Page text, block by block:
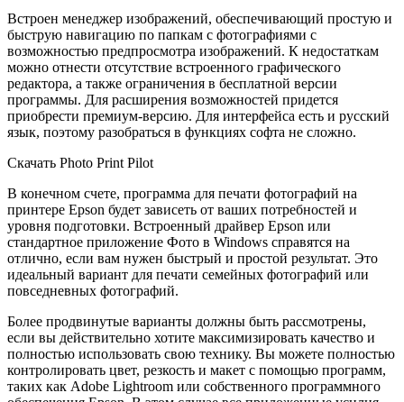
Встроен менеджер изображений, обеспечивающий простую и
быструю навигацию по папкам с фотографиями с
возможностью предпросмотра изображений. К недостаткам
можно отнести отсутствие встроенного графического
редактора, а также ограничения в бесплатной версии
программы. Для расширения возможностей придется
приобрести премиум-версию. Для интерфейса есть и русский
язык, поэтому разобраться в функциях софта не сложно.
Скачать Photo Print Pilot
В конечном счете, программа для печати фотографий на
принтере Epson будет зависеть от ваших потребностей и
уровня подготовки. Встроенный драйвер Epson или
стандартное приложение Фото в Windows справятся на
отлично, если вам нужен быстрый и простой результат. Это
идеальный вариант для печати семейных фотографий или
повседневных фотографий.
Более продвинутые варианты должны быть рассмотрены,
если вы действительно хотите максимизировать качество и
полностью использовать свою технику. Вы можете полностью
контролировать цвет, резкость и макет с помощью программ,
таких как Adobe Lightroom или собственного программного